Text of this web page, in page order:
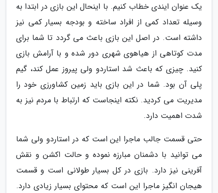
یک عنوان ایندی خطاب کنیم. با اینحال این بازی در ابتدا به
وسیله تعداد کمی از افراد ساخته و بودجه بسیار کمی نیز
داشته است. در اصل این بازی باعث می گردد تا شما برای
مدت کوتاهی از هیاهوی شهری دور شده و با آرامش بازی
کنید. چیزی که باعث شد استاردو ولی پیروز عمل کند، گیم
پلی آن بود. شما در این بازی باید زمین کشاورزی خود را
مدیریت می کردید. نکته اینجاست که ارتباط با مردم نیز به
شدت اهمیت دارد.
حتی قسمت جالب ماجرا این است که در استاردو ولی شما
می توانید با دشمنان مبارزه نموده و حالت اکشن و نقش
آفرینی نیز دارد. بازی در کل بسیار طولانی است و قسمت
هیجان انگیز ماجرا این است که محتوای بسیار زیادی دارد.